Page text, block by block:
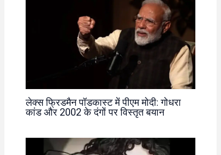
लेक्स फ्रिडमैन पॉडकास्ट में पीएम मोदी: गोधरा
कांड और 2002 के दंगों पर विस्तृत बयान